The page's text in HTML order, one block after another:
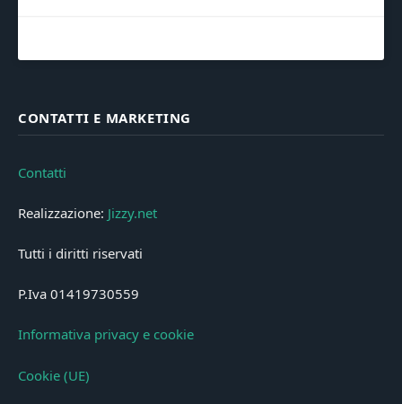
CONTATTI E MARKETING
Contatti
Realizzazione: Jizzy.net
Tutti i diritti riservati
P.Iva 01419730559
Informativa privacy e cookie
Cookie (UE)